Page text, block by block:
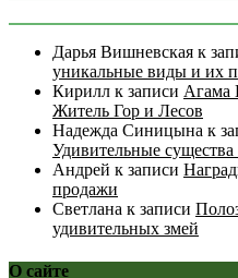
Дарья Вишневская к
уникальные виды и их
Кирилл к записи Агама
Житель Гор и Лесов
Надежда Синицына к
Удивительные
Андрей к записи
продажи
Светлана к записи
удивительных змей
О сайте